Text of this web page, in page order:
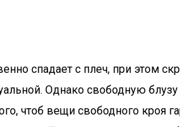
спадает с плеч, при этом
Однако свободную
чтоб вещи свободного кроя